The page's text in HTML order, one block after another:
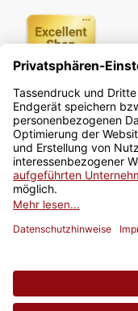
Newsletter